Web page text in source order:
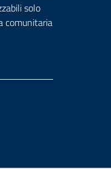
solo
comunitaria